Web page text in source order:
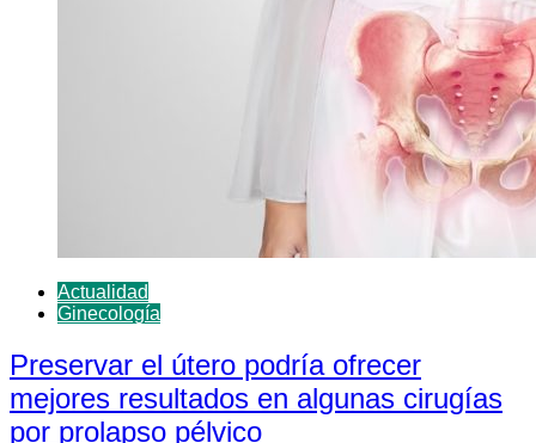
Actualidad
Ginecología
Preservar el útero podría ofrecer
mejores resultados en algunas cirugías
por prolapso pélvico